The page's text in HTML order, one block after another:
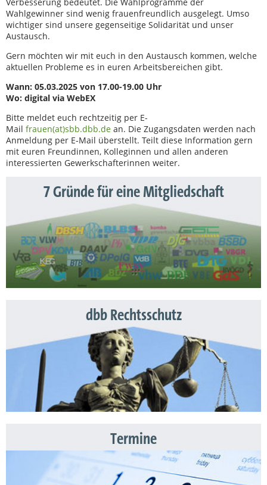
Wahlgewinner sind wenig frauenfreundlich ausgelegt. Umso
wichtiger sind unsere gegenseitige Solidarität und unser
Austausch.
Gern möchten wir mit euch in den Austausch kommen, welche
aktuellen Probleme es in euren Arbeitsbereichen gibt.
Wann: 05.03.2025 von 17.00-19.00 Uhr
Wo: digital via WebEX
Bitte meldet euch rechtzeitig per E-
Mail frauen(at)sbb.dbb.de an. Die Zugangsdaten werden nach
Anmeldung per E-Mail überstellt. Teilt diese Information gern
mit euren Freundinnen, Kolleginnen und allen anderen
interessierten Gewerkschafterinnen weiter.
7 Gründe für eine Mitgliedschaft
dbb Rechtsschutz
Termine